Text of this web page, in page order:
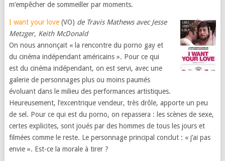
m’empêcher de sommeiller par moments.
I want your love(VO) de Travis Mathews avec Jesse
Metzger, Keith McDonald
On nous annonçait « la rencontre du porno gay et
du cinéma indépendant américains ». Pour ce qui
est du cinéma indépendant, on est servi, avec une
galerie de personnages plus ou moins paumés
évoluant dans le milieu des performances artistiques.
Heureusement, l’excentrique vendeur, très drôle, apporte un peu
de sel. Pour ce qui est du porno, on repassera : les scènes de sexe,
certes explicites, sont joués par des hommes de tous les jours et
filmées comme le reste. Le personnage principal conclut : « j’ai pas
envie ». Est-ce la morale à tirer ?